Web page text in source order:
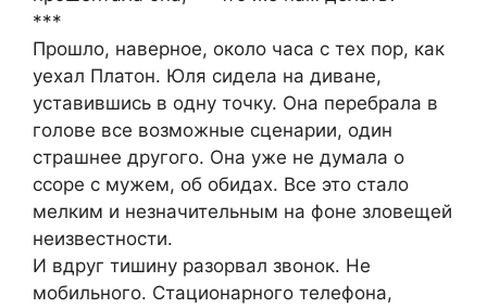
***
Прошло, наверное, около часа с тех пор, как
уехал Платон. Юля сидела на диване,
уставившись в одну точку. Она перебрала в
голове все возможные сценарии, один
страшнее другого. Она уже не думала о
ссоре с мужем, об обидах. Все это стало
мелким и незначительным на фоне зловещей
неизвестности.
И вдруг тишину разорвал звонок. Не
мобильного. Стационарного телефона,